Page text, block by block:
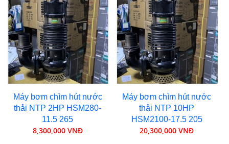
Máy bơm chìm hút nước
thải NTP 2HP HSM280-
11.5 265
8,300,000 VNĐ
Máy bơm chìm hút nước
thải NTP 10HP
HSM2100-17.5 205
20,300,000 VNĐ